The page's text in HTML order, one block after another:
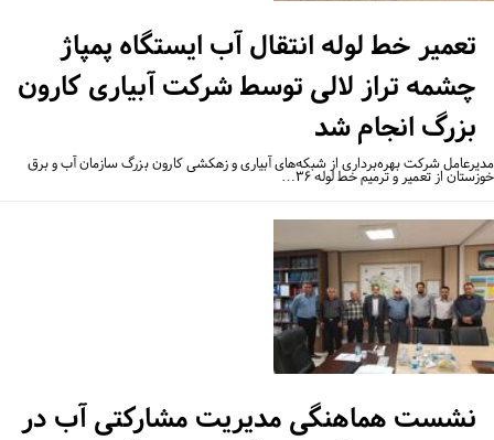
تعمیر خط لوله انتقال آب ایستگاه پمپاژ
چشمه تراز لالی توسط شرکت آبیاری کارون
بزرگ انجام شد
شرکت بهره‌برداری از شبکه‌های آبیاری و زهکشی کارون بزرگ سازمان آب و برق
از تعمیر و ترمیم خط لوله ۳۶…
نشست هماهنگی مدیریت مشارکتی آب در